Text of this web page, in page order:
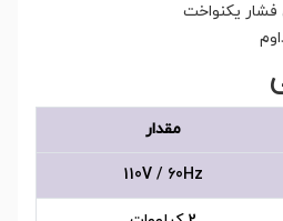
فشار یکنواخت
مقدار
110V / 60Hz